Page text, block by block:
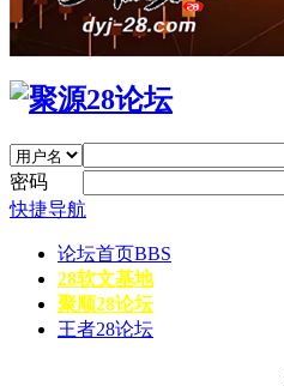
密码
快捷导航
论坛首页BBS
28软文基地
聚顺28论坛
王者28论坛